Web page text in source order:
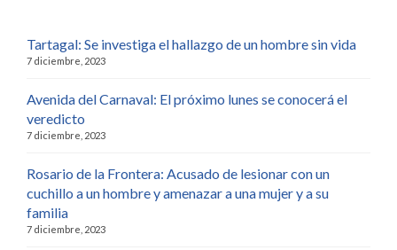
Tartagal: Se investiga el hallazgo de un hombre sin vida
7 diciembre, 2023
Avenida del Carnaval: El próximo lunes se conocerá el
veredicto
7 diciembre, 2023
Rosario de la Frontera: Acusado de lesionar con un
cuchillo a un hombre y amenazar a una mujer y a su
familia
7 diciembre, 2023